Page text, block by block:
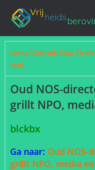
Let op! Gebruik Edge,
niet)
Oud NOS-
grillt NPO,
blckbx
Ga naar: Oud NOS-
grillt NPO, media